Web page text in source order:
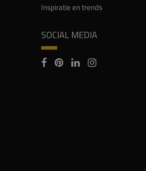
Inspiratie en trends
SOCIAL MEDIA